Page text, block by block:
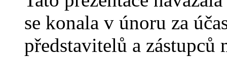
se konala v únoru za
představitelů a zástupců